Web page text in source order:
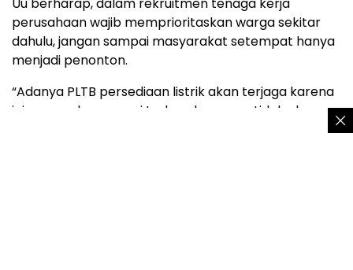
Uu berharap, dalam rekruitmen tenaga kerja
perusahaan wajib memprioritaskan warga sekitar
dahulu, jangan sampai masyarakat setempat hanya
menjadi penonton.
“Adanya PLTB persediaan listrik akan terjaga karena
ini merupakan energi terbarukan yang tidak akan